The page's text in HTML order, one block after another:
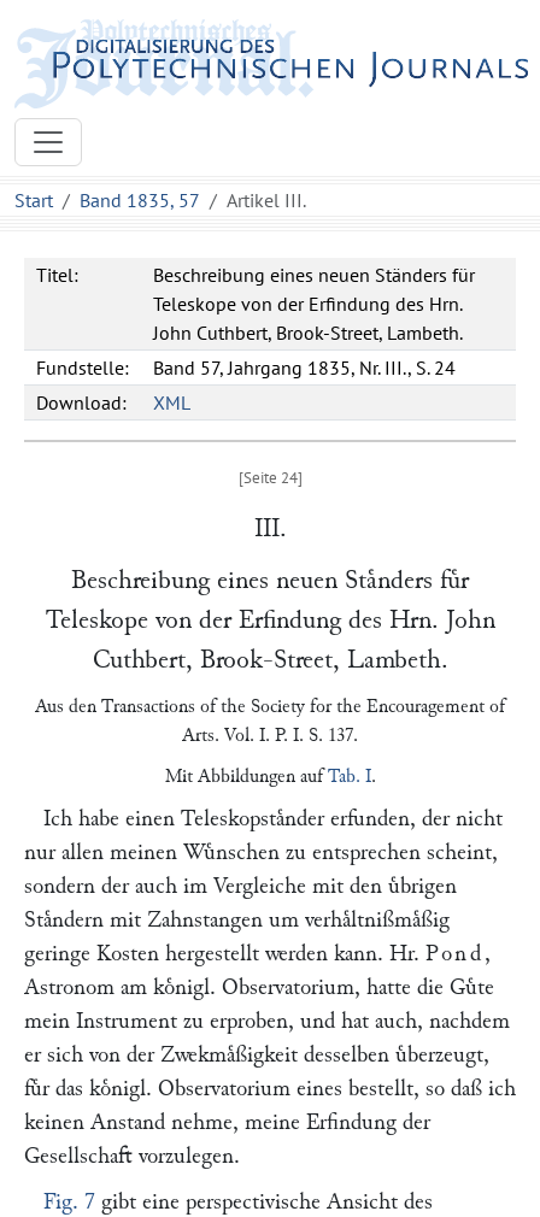
Start Band 1835, 57 Artikel III.
Titel:
Beschreibung eines neuen Ständers für
Teleskope von der Erfindung des Hrn.
John Cuthbert, Brook-Street, Lambeth.
Fundstelle:
Band 57, Jahrgang 1835, Nr. III., S. 24
Download:
XML
III.
Beschreibung eines neuen Staͤnders fuͤr
Teleskope von der Erfindung des Hrn. John
Cuthbert, Brook-Street, Lambeth.
Aus den Transactions of the Society for the Encouragement of
Arts. Vol. I. P. I. S. 137.
Mit Abbildungen aufTab. I.
Ich habe einen Teleskopstaͤnder erfunden, der nicht
nur allen meinen Wuͤnschen zu entsprechen scheint,
sondern der auch im Vergleiche mit den uͤbrigen
Staͤndern mit Zahnstangen um verhaͤltnißmaͤßig
geringe Kosten hergestellt werden kann. Hr. Pond ,
Astronom am koͤnigl. Observatorium, hatte die Guͤte
mein Instrument zu erproben, und hat auch, nachdem
er sich von der Zwekmaͤßigkeit desselben uͤberzeugt,
fuͤr das koͤnigl. Observatorium eines bestellt, so daß ich
keinen Anstand nehme, meine Erfindung der
Gesellschaft vorzulegen.
Fig. 7 gibt eine perspectivische Ansicht des